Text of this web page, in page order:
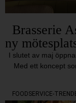
Brasserie
ny
I slutet av maj
Med ett koncept
FOODSERVICE-